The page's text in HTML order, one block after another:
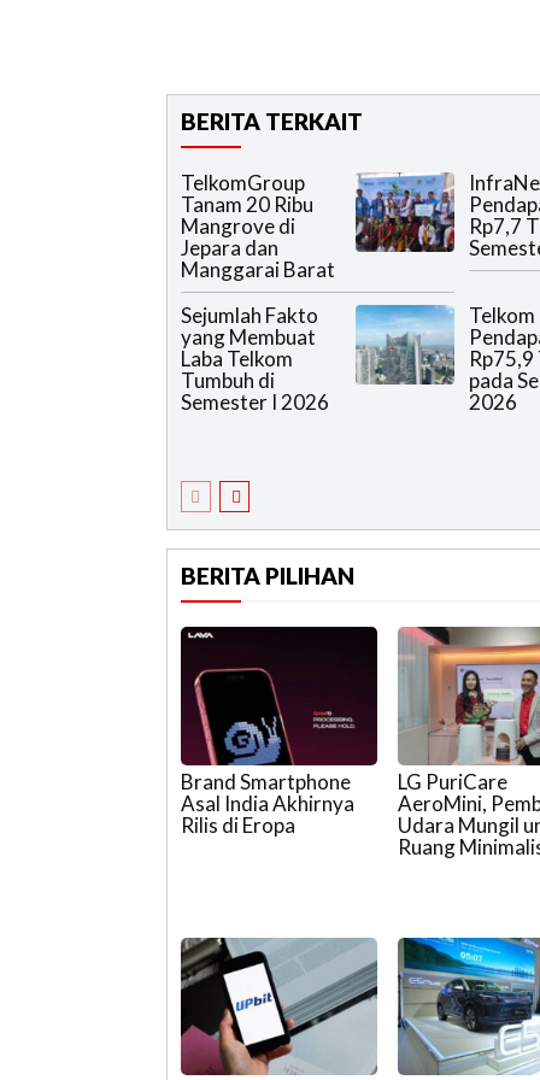
BERITA TERKAIT
TelkomGroup
Tanam 20 Ribu
Mangrove di
Jepara dan
Manggarai Barat
Rp7,7
Sejumlah Fakto
yang Membuat
Laba Telkom
Tumbuh di
Semester I 2026
pada
2026
BERITA PILIHAN
Brand Smartphone
Asal India Akhirnya
Rilis di Eropa
LG PuriCare
AeroMini,
Udara Mungil
Ruang